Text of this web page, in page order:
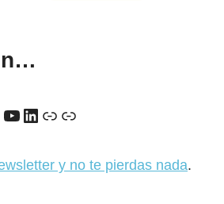
YouTube
LinkedIn
Enlace
Enlace
y no te pierdas nada.